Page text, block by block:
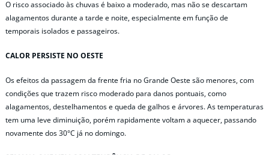
O risco associado às chuvas é baixo a moderado, mas não se descartam
alagamentos durante a tarde e noite, especialmente em função de
temporais isolados e passageiros.
CALOR PERSISTE NO OESTE
Os efeitos da passagem da frente fria no Grande Oeste são menores, com
condições que trazem risco moderado para danos pontuais, como
alagamentos, destelhamentos e queda de galhos e árvores. As temperaturas
tem uma leve diminuição, porém rapidamente voltam a aquecer, passando
novamente dos 30°C já no domingo.